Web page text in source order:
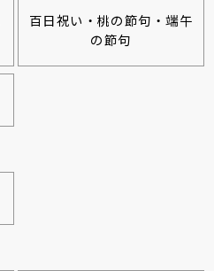
百日祝い・桃の節句・端午
の節句